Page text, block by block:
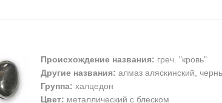
Происхождение названия: греч. "кровь"
Другие названия: алмаз аляскинский,
Группа: халцедон
Цвет: металлический с блеском